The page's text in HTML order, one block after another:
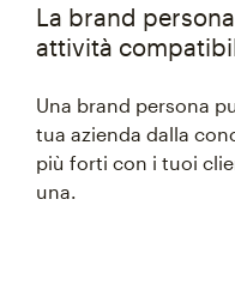
La brand
attività
Una brand persona
tua azienda dalla
più forti con i tuoi
una.